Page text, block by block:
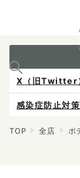
X（旧Twitter
感染症防止対
ご予約は各店
TOP 全店 ボ